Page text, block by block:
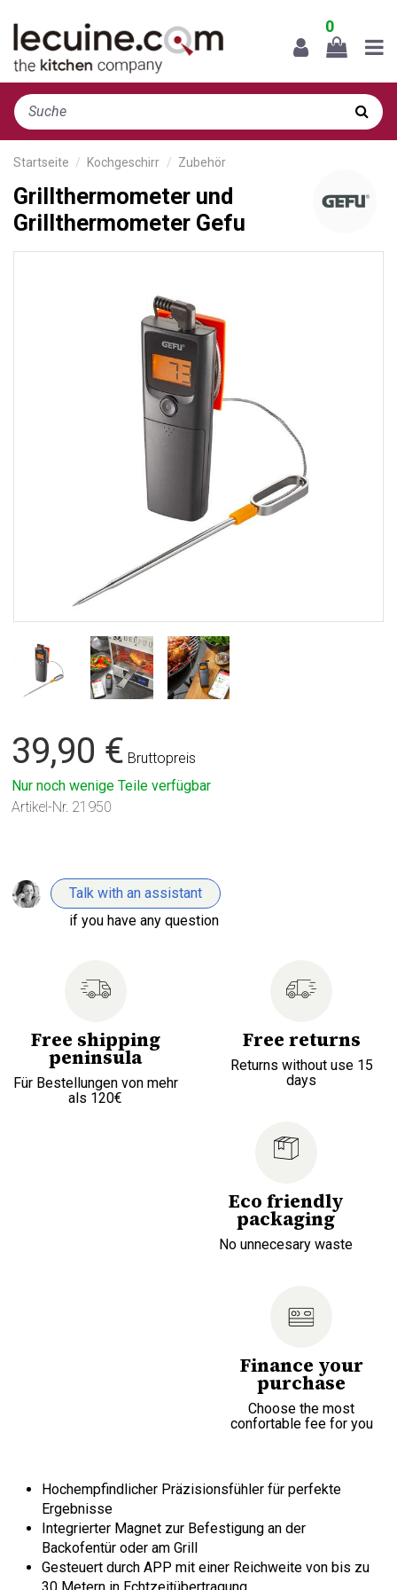
0
Startseite Kochgeschirr Zubehör
Grillthermometer und
Grillthermometer Gefu
39,90 € Bruttopreis
Nur noch wenige Teile verfügbar
Artikel-Nr. 21950
Talk with an assistant
if you have any question
Free shipping
peninsula
Für Bestellungen von mehr
als 120€
Free returns
Returns without use 15
days
Eco friendly
packaging
No unnecesary waste
Finance your
purchase
Choose the most
confortable fee for you
Hochempfindlicher Präzisionsfühler für perfekte
Ergebnisse
Integrierter Magnet zur Befestigung an der
Backofentür oder am Grill
Gesteuert durch APP mit einer Reichweite von bis zu